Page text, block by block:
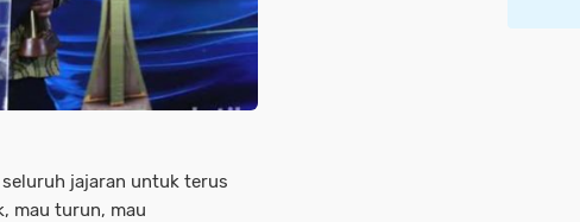
jajaran untuk terus
mau turun, mau